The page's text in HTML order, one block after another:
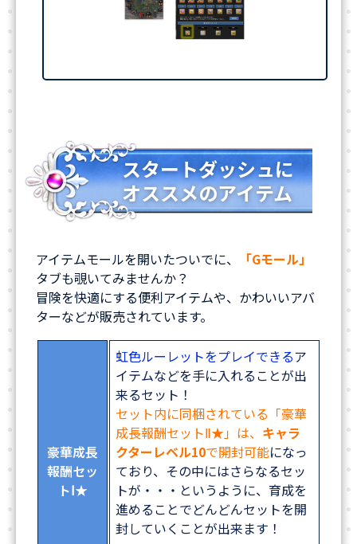
スタートダッシュに
オススメのアイテム
アイテムモールを開いたついでに、
「Gモール」
タブも覗いてみませんか？
冒険を快適にする便利アイテムや、かわいいアバ
ターなどが販売されています。
豪華成長
報酬セッ
トⅠ★
虹色ルーレットをプレイできるア
イテムなどを手に入れることが出
来るセット！
セット内に同梱されている「豪華
成長報酬セットⅡ★」は、 キャラ
クターレベル10で開封可能になっ
ており、その中にはさらなるセッ
トが・・・というように、育成を
進めることでどんどんセットを開
封していくことが出来ます！